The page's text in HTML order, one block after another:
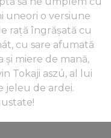
uneori o versiune
rață îngrășată cu
cu sare afumată
și miere de mană,
Tokaji aszú, al lui
jeleu de ardei.